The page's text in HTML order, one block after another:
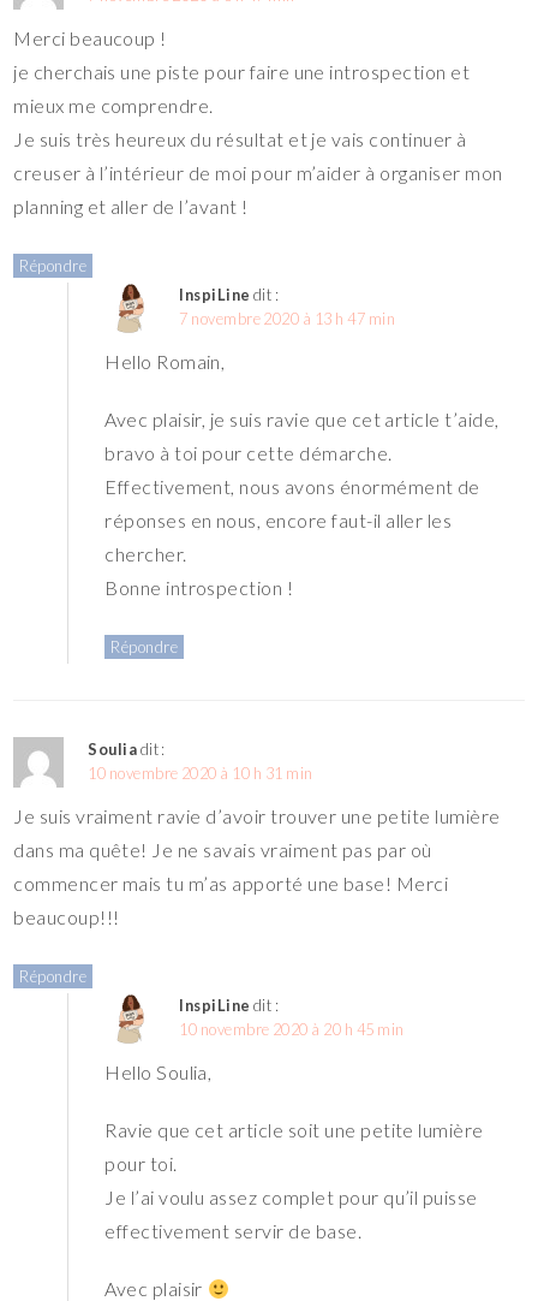
Merci beaucoup !
je cherchais une piste pour faire une introspection et
mieux me comprendre.
Je suis très heureux du résultat et je vais continuer à
creuser à l’intérieur de moi pour m’aider à organiser mon
planning et aller de l’avant !
Répondre
InspiLine dit :
7 novembre 2020 à 13 h 47 min
Hello Romain,
Avec plaisir, je suis ravie que cet article t’aide,
bravo à toi pour cette démarche.
Effectivement, nous avons énormément de
réponses en nous, encore faut-il aller les
chercher.
Bonne introspection !
Répondre
Souliadit :
10 novembre 2020 à 10 h 31 min
Je suis vraiment ravie d’avoir trouver une petite lumière
dans ma quête! Je ne savais vraiment pas par où
commencer mais tu m’as apporté une base! Merci
beaucoup!!!
Répondre
InspiLine dit :
10 novembre 2020 à 20 h 45 min
Hello Soulia,
Ravie que cet article soit une petite lumière
pour toi.
Je l’ai voulu assez complet pour qu’il puisse
effectivement servir de base.
Avec plaisir